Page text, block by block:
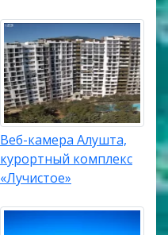
Веб-камера Алушта,
курортный комплекс
«Лучистое»